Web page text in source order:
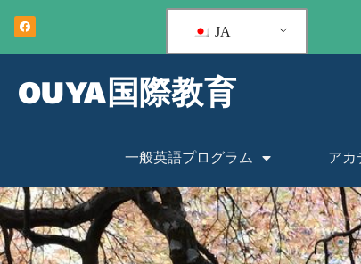
JA
OUYA国際教育
一般英語プログラム アカ